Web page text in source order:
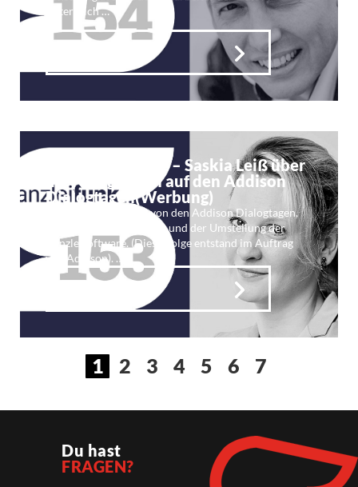
Österreich …
Kf 153: Ins Blaue – Saskia Leiß über
die Neuigkeiten auf den Addison
Dialogtagen(Werbung)
Saskia Leiß berichtet von den Addison Dialogtagen,
den Produktneuerungen und der Umstellung der
Kanzleisoftware. (Diese Folge entstand im Auftrag
von Addison). …
1 2 3 4 5 6 7
Du hast
FRAGEN?